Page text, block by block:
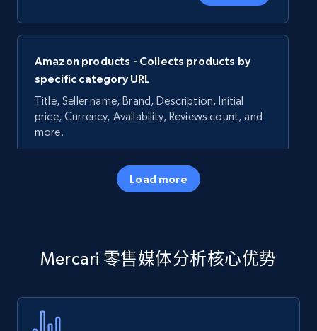
Amazon products - Collects products by
specific category URL
Title, Seller name, Brand, Description, Initial
price, Currency, Availability, Reviews count, and
more.
5.7K+
specific keywords
price, Currency, Availability, Reviews count, and
more.
Load more
Mercari 零售媒体分析核心优势